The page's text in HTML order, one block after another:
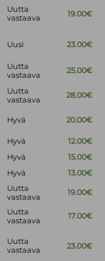
Uutta
vastaava
19.00€
Uusi 23.00€
Uutta
vastaava
25.00€
Uutta
vastaava
28.00€
Hyvä 20.00€
Hyvä
12.00€
Hyvä
15.00€
Hyvä 13.00€
Uutta
vastaava
19.00€
Uutta
vastaava
17.00€
Uutta
vastaava
23.00€